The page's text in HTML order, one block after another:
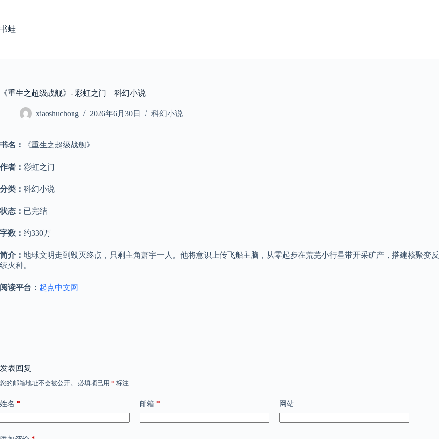
内
容
书蛙
《重生之超级战舰》- 彩虹之门 – 科幻小说
xiaoshuchong 2026年6月30日 科幻小说
书名： 《重生之超级战舰》
作者： 彩虹之门
分类： 科幻小说
状态： 已完结
字数： 约330万
简介： 地球文明走到毁灭终点，只剩主角萧宇一人。他将意识上传飞船主脑，从零起步在荒芜小行星带开采矿产，搭建核聚变
续火种。
阅读平台： 起点中文网
发表回复
您的邮箱地址不会被公开。 必填项已用 * 标注
姓名 * 邮箱 * 网站